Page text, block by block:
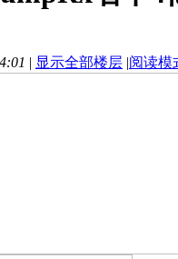
| 显示全部楼层 |阅读模